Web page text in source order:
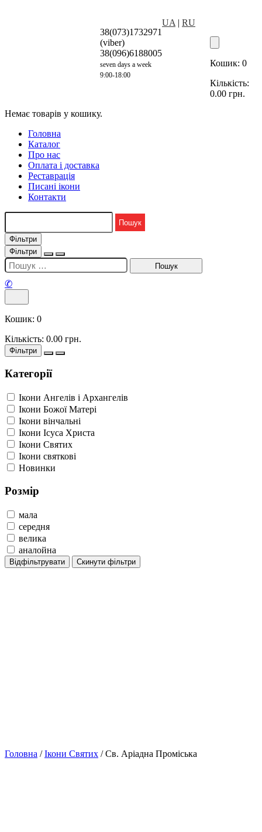
38(073)1732971
(viber)
38(096)6188005
seven days a week
9:00-18:00
UA | RU
Кошик: 0
Кількість:
0.00 грн.
Немає товарів у кошику.
Головна
Каталог
Про нас
Оплата і доставка
Реставрація
Писані ікони
Контакти
Фільтри
Фільтри
✆
Кошик: 0
Кількість: 0.00 грн.
Фільтри
Категорії
Ікони Ангелів і Архангелів
Ікони Божої Матері
Ікони вінчальні
Ікони Ісуса Христа
Ікони Святих
Ікони святкові
Новинки
Розмір
мала
середня
велика
аналойна
Відфільтрувати Скинути фільтри
Головна /Ікони Святих / Св. Аріадна Проміська